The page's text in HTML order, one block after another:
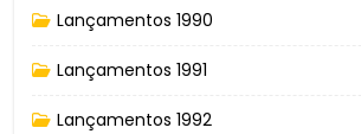
Lançamentos 1990
Lançamentos 1991
Lançamentos 1992